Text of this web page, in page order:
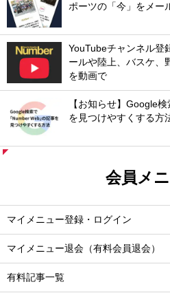
ポーツの「今」をメー
YouTubeチャンネル登
ールや陸上、バスケ、
を動画で
【お知らせ】Google
を見つけやすくする方
会員メ
マイメニュー登録・ログイン
マイメニュー退会（有料会員退会）
有料記事一覧